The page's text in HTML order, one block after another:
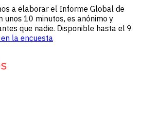
a elaborar el Informe Global de
unos 10 minutos, es anónimo y
que nadie. Disponible hasta el 9
la encuesta